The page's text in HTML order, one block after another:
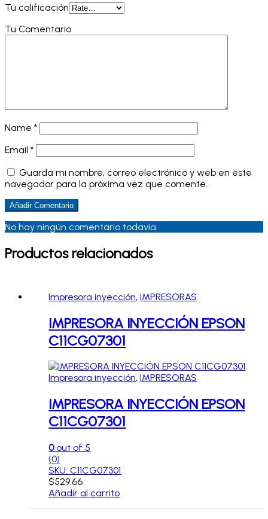
Tu calificación
Tu Comentario
Name *
Email *
Guarda mi nombre, correo electrónico y web en este
navegador para la próxima vez que comente.
No hay ningún comentario todavía.
Productos relacionados
Impresora inyección,IMPRESORAS
IMPRESORA INYECCIÓN EPSON
C11CG07301
Impresora inyección,IMPRESORAS
IMPRESORA INYECCIÓN EPSON
C11CG07301
0out of 5
(0)
SKU: C11CG07301
$529.66
Añadir al carrito